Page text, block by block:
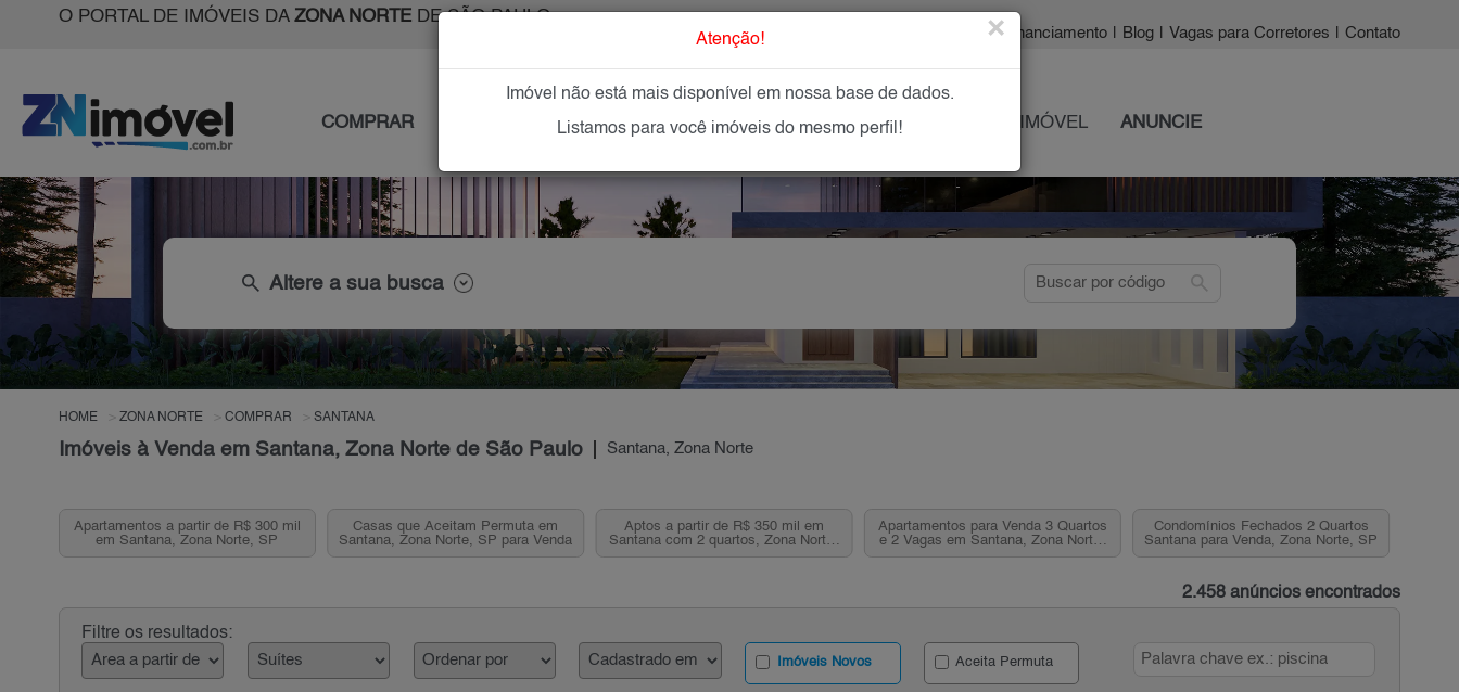
O PORTAL DE IMÓVEIS DA ZONA NORTEDE SÃO PAULO
| Financiamento Blog Vagas para Corretores Contato
COMPRAR IMÓVEIS NOVOS IMOBILIÁRIAS OFEREÇA SEU IMÓVEL ANUNCIE
search Altere a sua busca search
HOME ZONA NORTE COMPRAR SANTANA
Imóveis à Venda em Santana, Zona Norte de São Paulo Santana, Zona Norte
Apartamentos a partir de R$ 300 mil
em Santana, Zona Norte, SP
Casas que Aceitam Permuta em
Santana, Zona Norte, SP para Venda
Aptos a partir de R$ 350 mil em
Santana com 2 quartos, Zona Norte,
Apartamentos para Venda 3 Quartos
e 2 Vagas em Santana, Zona Norte,
Condomínios Fechados 2 Quartos
Santana para Venda, Zona Norte, SP
2.458 anúncios encontrados
Filtre os resultados:
Imóveis Novos Aceita Permuta
Atenção! ×
Imóvel não está mais disponível em nossa base de dados.
Listamos para você imóveis do mesmo perfil!